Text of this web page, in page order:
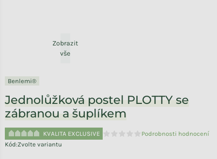
Zobrazit
vše
Benlemi®
Jednolůžková postel PLOTTY se
zábranou a šuplíkem
KVALITA EXCLUSIVE
Průměrné hodnocení produktu
Podrobnosti hodnocení
Kód:Zvolte variantu